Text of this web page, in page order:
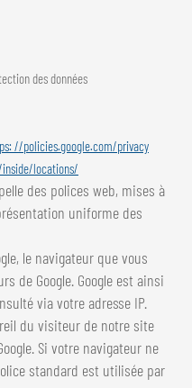
des données
//policies.google.com/privacy
locations/
des polices web, mises à
uniforme des
le navigateur que vous
de Google. Google est ainsi
via votre adresse IP.
du visiteur de notre site
Si votre navigateur ne
standard est utilisée par